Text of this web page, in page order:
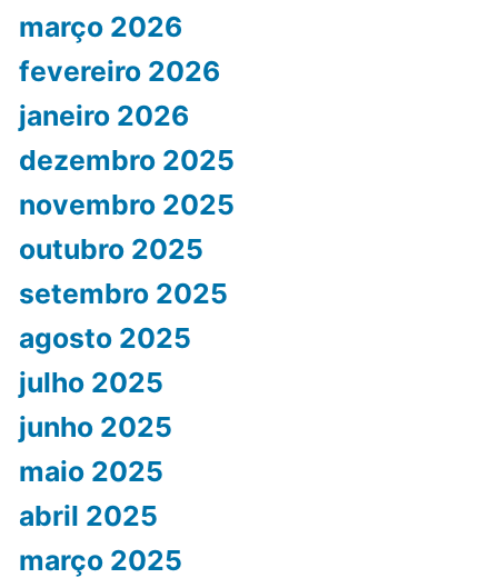
março 2026
fevereiro 2026
janeiro 2026
dezembro 2025
novembro 2025
outubro 2025
setembro 2025
agosto 2025
julho 2025
junho 2025
maio 2025
abril 2025
março 2025